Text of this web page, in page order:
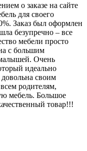
о заказе на сайте
для своего
Заказ был оформлен
безупречно – все
мебели просто
с большим
Очень
идеально
своим
родителям,
мебель. Большое
товар!!!